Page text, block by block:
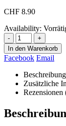
CHF 8.90
Availability:
-
+
In den Warenkorb
Facebook Email
Beschreibung
Zusätzliche
Rezensionen